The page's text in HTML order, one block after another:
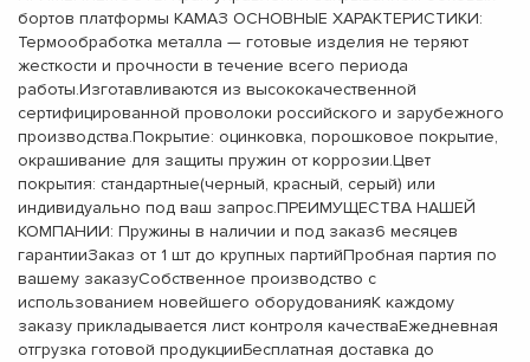
бортов платформы КАМАЗ ОСНОВНЫЕ ХАРАКТЕРИСТИКИ:
Термообработка металла — готовые изделия не теряют
жесткости и прочности в течение всего периода
работы.Изготавливаются из высококачественной
сертифицированной проволоки российского и зарубежного
производства.Покрытие: оцинковка, порошковое покрытие,
окрашивание для защиты пружин от коррозии.Цвет
покрытия: стандартные(черный, красный, серый) или
индивидуально под ваш запрос.ПРЕИМУЩЕСТВА НАШЕЙ
КОМПАНИИ: Пружины в наличии и под заказ6 месяцев
гарантииЗаказ от 1 шт до крупных партийПробная партия по
вашему заказуСобственное производство с
использованием новейшего оборудованияК каждому
заказу прикладывается лист контроля качестваЕжедневная
отгрузка готовой продукцииБесплатная доставка до